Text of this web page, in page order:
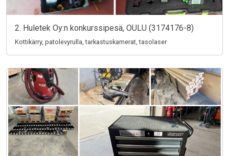
2. Huletek Oy:n konkurssipesä, OULU (3174176-8)
Kottikärry, patolevyrulla, tarkastuskamerat, tasolaser